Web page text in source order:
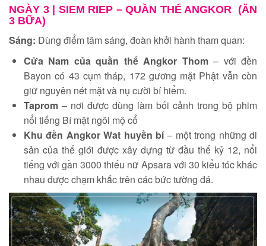
NGÀY 3 |
SIEM RIEP – QUẦN THỂ ANGKOR (ĂN
3 BỮA)
Sáng: Dùng điểm tâm sáng, đoàn khởi hành tham quan:
Cửa Nam của quần thể Angkor Thom– với đền
Bayon có 43 cụm tháp, 172 gương mặt Phật vẫn còn
giữ nguyên nét mặt và nụ cười bí hiểm.
Taprom – nơi được dùng làm bối cảnh trong bộ phim
nổi tiếng Bí mật ngôi mộ cổ
Khu đền Angkor Wat huyền bí– một trong những di
sản của thế giới được xây dựng từ đầu thế kỷ 12, nổi
tiếng với gần 3000 thiếu nữ Apsara với 30 kiểu tóc khác
nhau được chạm khắc trên các bức tường đá.